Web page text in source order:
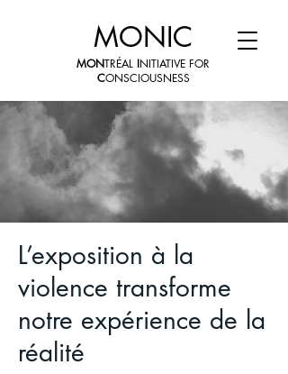
MONIC
MONTRÉAL INITIATIVE FOR
CONSCIOUSNESS
L’exposition à la
violence transforme
notre expérience de la
réalité